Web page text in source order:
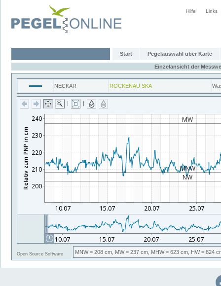
Hilfe Links
Start Pegelauswahl über Karte
Einzelansicht der
NECKAR ROCKENAU SKA
| |
Open Source Software MNW= 208 cm, MW= 237 cm, MHW= 623 cm, HW= 824